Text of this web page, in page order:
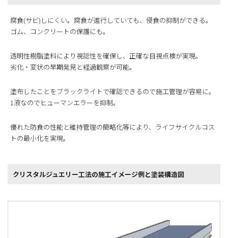
腐食(サビ)しにくい。腐食が進行していても、侵食の抑制ができる。
ゴム、コンクリートの保護にも。
透明性樹脂塗料により視認性を確保し、正確な目視点検が実現。
劣化・変状の早期発見と経過観察が可能。
塗布したことをブラックライトで確認できるので施工管理が容易に。
1液なのでヒューマンエラーを抑制。
優れた防食の性能と維持管理の簡略化等により、ライフサイクルコス
トの最小化を実現。
クリスタルジュエリー工法の施工イメージ例と塗装構造図